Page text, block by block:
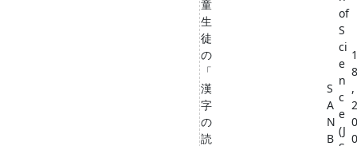
童
生
徒
の
「
漢
字
の
読
S
A
N
B
of
S
ci
e
n
c
e
(J
1
8
,
2
0
0